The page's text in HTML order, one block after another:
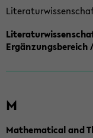
Ergänzungsbereich
M
Mathematical and